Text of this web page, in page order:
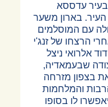
בעיר עדססא
בארון משער
עם המוסלמים
הרצחו של זנג'י
אלרואי ניצל
שבעמאדיה,
בצפון מזרחה
והמלחמות
לו בסופו